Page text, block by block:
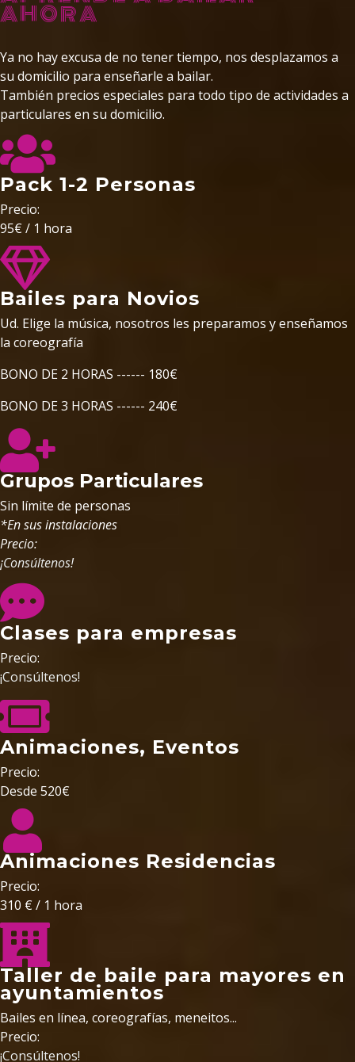
AHORA
Ya no hay excusa de no tener tiempo, nos desplazamos a
su domicilio para enseñarle a bailar.
También precios especiales para todo tipo de actividades a
particulares en su domicilio.
Pack 1-2 Personas
Precio:
95€ / 1 hora
Bailes para Novios
Ud. Elige la música, nosotros les preparamos y enseñamos
la coreografía
BONO DE 2 HORAS ------ 180€
BONO DE 3 HORAS ------ 240€
Grupos Particulares
Sin límite de personas
*En sus instalaciones
Precio:
¡Consúltenos!
Clases para empresas
Precio:
¡Consúltenos!
Animaciones, Eventos
Precio:
Desde 520€
Animaciones Residencias
Precio:
310 € / 1 hora
Taller de baile para mayores en
ayuntamientos
Bailes en línea, coreografías, meneitos...
Precio:
¡Consúltenos!